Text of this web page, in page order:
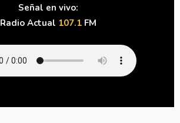
Señal en vivo:
Radio Actual 107.1 FM